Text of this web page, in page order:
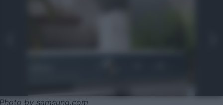
Photo by samsung.com